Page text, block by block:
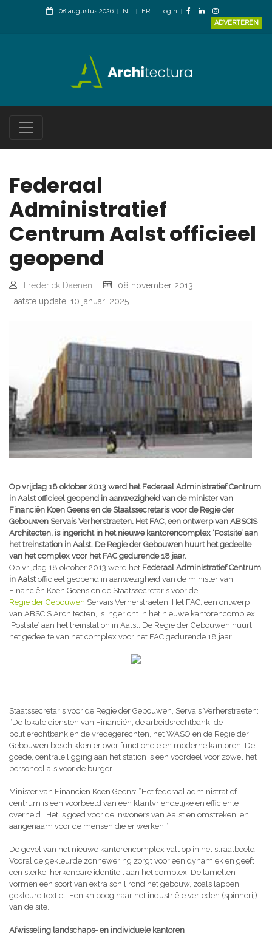
08 augustus 2026 NL FR
Login
ADVERTEREN
Federaal
Administratief
Centrum Aalst officieel
geopend
Frederick Daenen
08 november 2013
Laatste update: 10 januari 2025
Op vrijdag 18 oktober 2013 werd het Federaal Administratief Centrum
in Aalst officieel geopend in aanwezigheid van de minister van
Financiën Koen Geens en de Staatssecretaris voor de Regie der
Gebouwen Servais Verherstraeten. Het FAC, een ontwerp van ABSCIS
Architecten, is ingericht in het nieuwe kantorencomplex ‘Postsite’ aan
het treinstation in Aalst. De Regie der Gebouwen huurt het gedeelte
van het complex voor het FAC gedurende 18 jaar.
Op vrijdag 18 oktober 2013 werd het Federaal Administratief Centrum
in Aalstofficieel geopend in aanwezigheid van de minister van
Financiën Koen Geens en de Staatssecretaris voor de
Regie der Gebouwen Servais Verherstraeten. Het FAC, een ontwerp
van ABSCIS Architecten, is ingericht in het nieuwe kantorencomplex
‘Postsite’ aan het treinstation in Aalst. De Regie der Gebouwen huurt
het gedeelte van het complex voor het FAC gedurende 18 jaar.
Staatssecretaris voor de Regie der Gebouwen, Servais Verherstraeten:
“De lokale diensten van Financiën, de arbeidsrechtbank, de
politierechtbank en de vredegerechten, het WASO en de Regie der
Gebouwen beschikken er over functionele en moderne kantoren. De
goede, centrale ligging aan het station is een voordeel voor zowel het
personeel als voor de burger.”
Minister van Financiën Koen Geens: “Het federaal administratief
centrum is een voorbeeld van een klantvriendelijke en efficiënte
overheid. Het is goed voor de inwoners van Aalst en omstreken, en
aangenaam voor de mensen die er werken.”
De gevel van het nieuwe kantorencomplex valt op in het straatbeeld.
Vooral de gekleurde zonnewering zorgt voor een dynamiek en geeft
een sterke, herkenbare identiteit aan het complex. De lamellen
vormen een soort van extra schil rond het gebouw, zoals lappen
gekleurd textiel. Een knipoog naar het industriële verleden (spinnerij)
van de site.
Afwisseling landschaps- en individuele kantoren